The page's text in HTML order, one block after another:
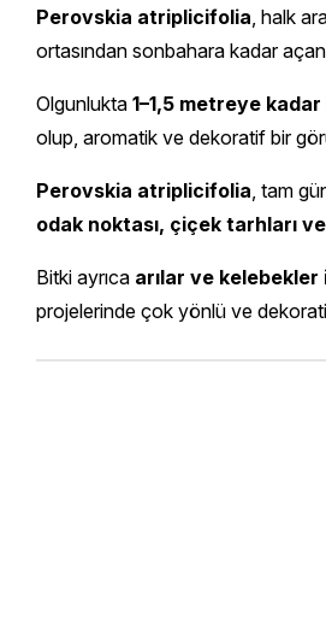
Perovskia atriplicifolia , halk
ortasından sonbahara kadar açan
Olgunlukta 1–1,5 metreye kadar
olup, aromatik ve dekoratif bir
Perovskia atriplicifolia , tam
odak noktası, çiçek tarhları
Bitki ayrıca arılar ve
projelerinde çok yönlü ve